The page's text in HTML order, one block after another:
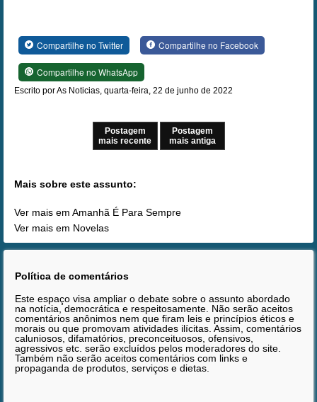
Compartilhe no Twitter Compartilhe no Facebook
Compartilhe no WhatsApp
Escrito por As Noticias, quarta-feira, 22 de junho de 2022
Postagem
mais recente
Postagem
mais antiga
Mais sobre este assunto:
Ver mais em Amanhã É Para Sempre
Ver mais em Novelas
Política de comentários
Este espaço visa ampliar o debate sobre o assunto abordado
na notícia, democrática e respeitosamente. Não serão aceitos
comentários anônimos nem que firam leis e princípios éticos e
morais ou que promovam atividades ilícitas. Assim, comentários
caluniosos, difamatórios, preconceituosos, ofensivos,
agressivos etc. serão excluídos pelos moderadores do site.
Também não serão aceitos comentários com links e
propaganda de produtos, serviços e dietas.